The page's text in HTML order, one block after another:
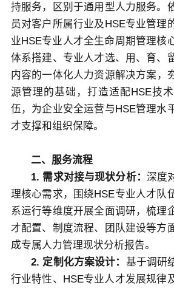
持服务，区别于通用型人力服务。
员对客户所属行业及HSE专业管理
业HSE专业人才全生命周期管理核
体系搭建、专业人才选、用、育、
内容的一体化人力资源解决方案，
源管理的基础，打造适配HSE技
伍，为企业安全运营与HSE管理水
才支撑和组织保障。
二、服务流程
1. 需求对接与现状分析： 深度
理核心需求，围绕HSE专业人才队
系运行等维度开展全面调研，梳理
才配置、制度流程、团队建设等方
成专属人力管理现状分析报告。
2. 定制化方案设计： 基于调研
行业特性、HSE专业人才发展规律